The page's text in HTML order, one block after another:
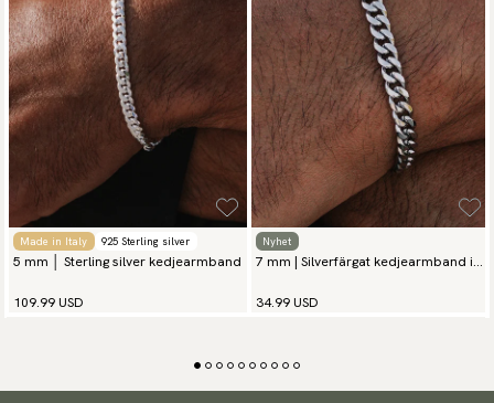
Made in Italy 925 Sterling silver
5 mm │ Sterling silver kedjearmband
109.99 USD
Nyhet
7 mm | Silverfärgat kedjearmband i
34.99 USD